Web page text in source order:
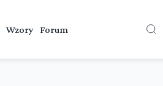
Wzory Forum